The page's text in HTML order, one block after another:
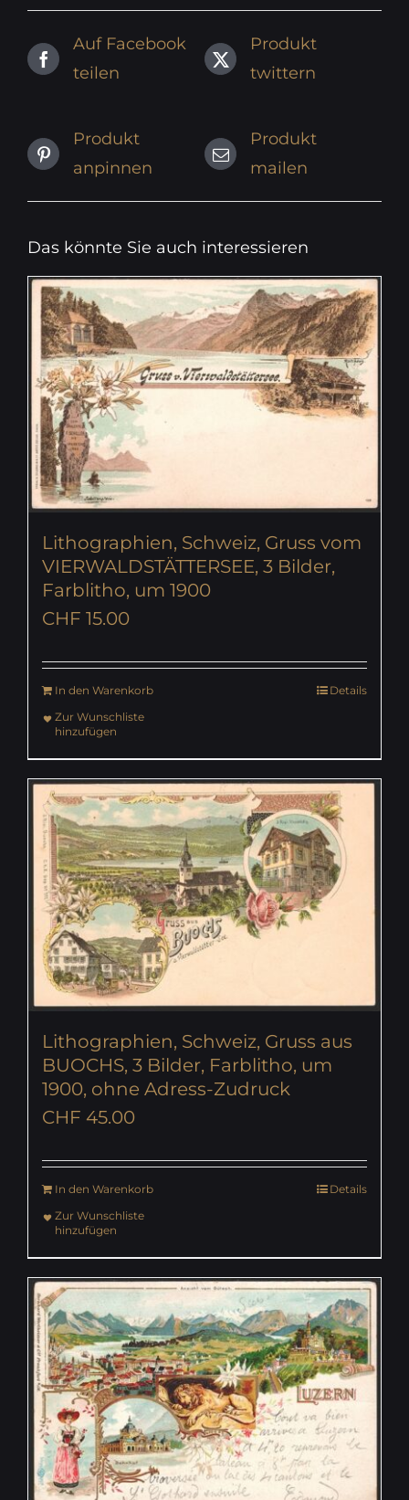
Auf Facebook
teilen
Produkt
twittern
Produkt
anpinnen
Produkt
mailen
Das könnte Sie auch interessieren
Lithographien, Schweiz, Gruss vom
VIERWALDSTÄTTERSEE, 3 Bilder,
Farblitho, um 1900
CHF 15.00
In den Warenkorb
Details
Zur Wunschliste
hinzufügen
Lithographien, Schweiz, Gruss aus
BUOCHS, 3 Bilder, Farblitho, um
1900, ohne Adress-Zudruck
CHF 45.00
In den Warenkorb
Details
Zur Wunschliste
hinzufügen